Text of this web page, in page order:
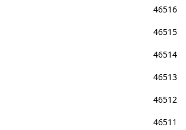
46516
46515
46514
46513
46512
46511